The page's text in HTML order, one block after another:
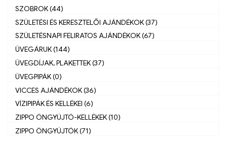
SZOBROK (44)
SZÜLETÉSI ÉS KERESZTELŐI AJÁNDÉKOK (37)
SZÜLETÉSNAPI FELIRATOS AJÁNDÉKOK (67)
ÜVEGÁRUK (144)
ÜVEGDÍJAK, PLAKETTEK (37)
ÜVEGPIPÁK (0)
VICCES AJÁNDÉKOK (36)
VÍZIPIPÁK ÉS KELLÉKEI (6)
ZIPPO ÖNGYÚJTÓ-KELLÉKEK (10)
ZIPPO ÖNGYÚJTÓK (71)